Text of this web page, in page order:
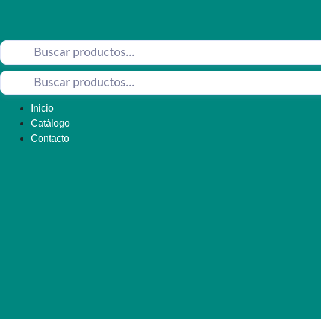
Inicio
Catálogo
Contacto